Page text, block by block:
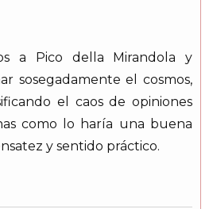
a Pico della Mirandola y
sosegadamente el cosmos,
el caos de opiniones
como lo haría una buena
y sentido práctico.